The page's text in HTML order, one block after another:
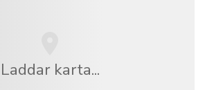
Laddar karta...